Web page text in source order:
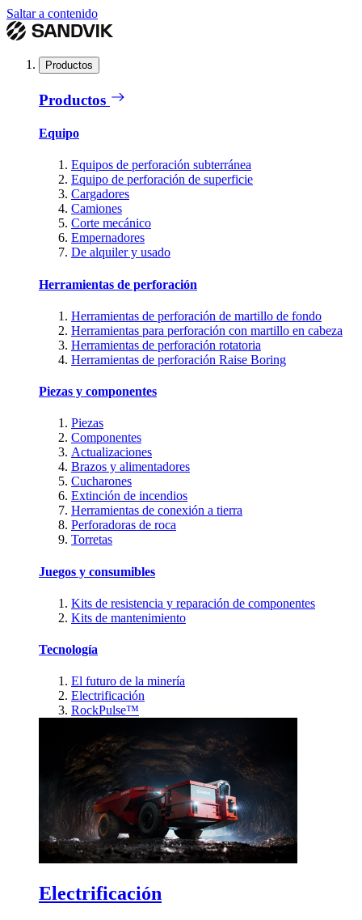
Saltar a contenido
Productos
Productos
Equipo
Equipos de perforación subterránea
Equipo de perforación de superficie
Cargadores
Camiones
Corte mecánico
Empernadores
De alquiler y usado
Herramientas de perforación
Herramientas de perforación de martillo de fondo
Herramientas para perforación con martillo en cabeza
Herramientas de perforación rotatoria
Herramientas de perforación Raise Boring
Piezas y componentes
Piezas
Componentes
Actualizaciones
Brazos y alimentadores
Cucharones
Extinción de incendios
Herramientas de conexión a tierra
Perforadoras de roca
Torretas
Juegos y consumibles
Kits de resistencia y reparación de componentes
Kits de mantenimiento
Tecnología
El futuro de la minería
Electrificación
RockPulse™
Electrificación